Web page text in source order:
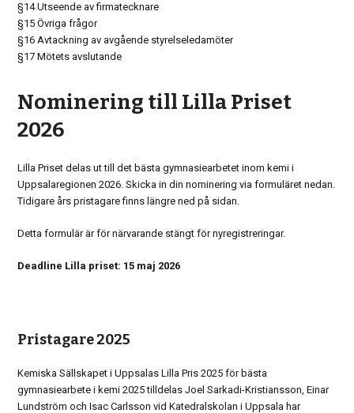
§14 Utseende av firmatecknare
§15 Övriga frågor
§16 Avtackning av avgående styrelseledamöter
§17 Mötets avslutande
Nominering till Lilla Priset
2026
Lilla Priset delas ut till det bästa gymnasiearbetet inom kemi i
Uppsalaregionen 2026. Skicka in din nominering via formuläret nedan.
Tidigare års pristagare finns längre ned på sidan.
Detta formulär är för närvarande stängt för nyregistreringar.
Deadline Lilla priset: 15 maj 2026
Pristagare 2025
Kemiska Sällskapet i Uppsalas Lilla Pris 2025 för bästa
gymnasiearbete i kemi 2025 tilldelas Joel Sarkadi-Kristiansson, Einar
Lundström och Isac Carlsson vid Katedralskolan i Uppsala har